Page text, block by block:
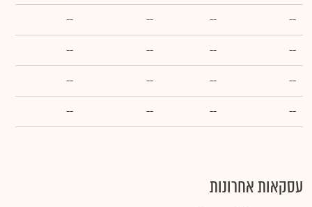
--
--
--
--
--
--
--
--
--
--
--
--
--
--
--
--
עסקאות אחרונות